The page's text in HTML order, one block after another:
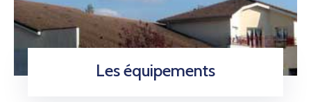
Les équipements